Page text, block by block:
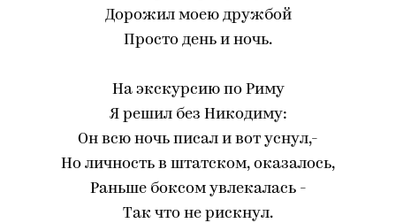
Дорожил моею дружбой
Просто день и ночь.
На экскурсию по Риму
Я решил без Никодиму:
Он всю ночь писал и вот уснул,-
Но личность в штатском, оказалось,
Раньше боксом увлекалась -
Так что не рискнул.